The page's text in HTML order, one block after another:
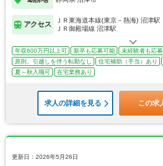
アクセス
ＪＲ東海道本線(東京－熱海) 沼津駅
ＪＲ御殿場線 沼津駅
年収600万円以上可 新卒も応募可能
未経験者も応
原則、引越しを伴う転勤なし
住宅補助（手当）あり
夏～秋入職可
在宅業務あり
求人の詳細を見る この求
更新日：2026年5月26日